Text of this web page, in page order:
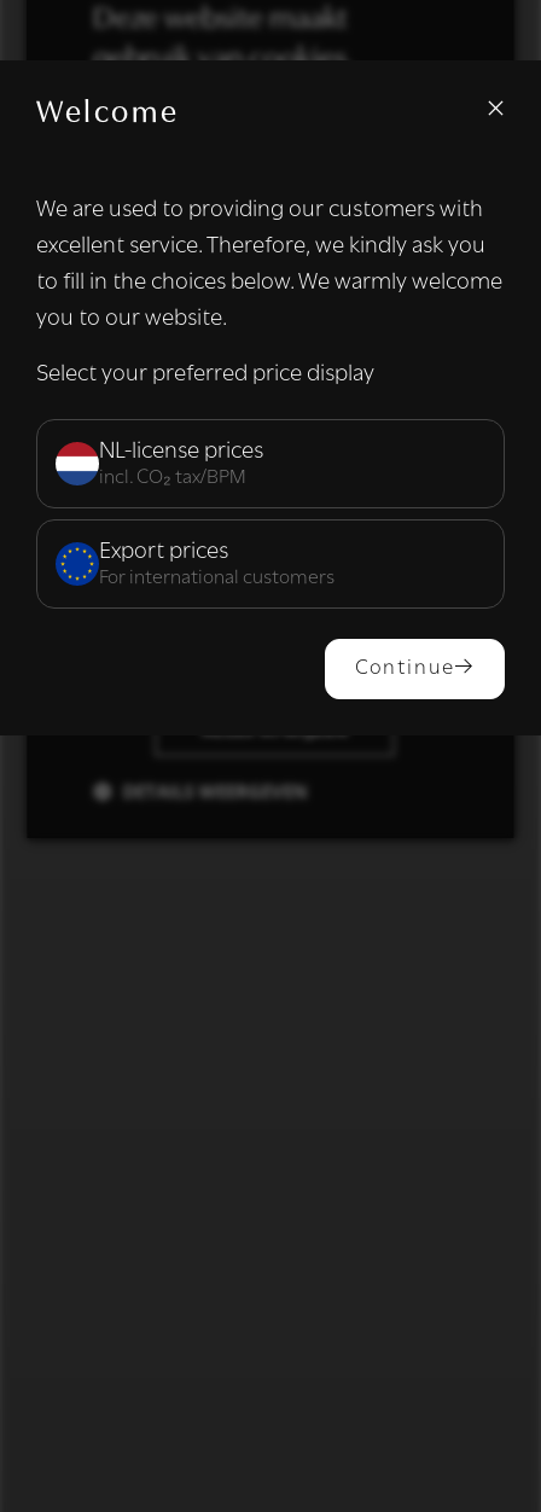
Welcome
We are used to providing our customers with
excellent service. Therefore, we kindly ask you
to fill in the choices below. We warmly welcome
you to our website.
Select your preferred price display
NL-license prices
incl. CO₂ tax/BPM
Export prices
For international customers
Continue
Deze website maakt
gebruik van cookies.
We gebruiken cookies om inhoud en
informatie over uw gebruik van onze site
met onze advertentie- en analysepartners,
die deze kunnen combineren met andere
informatie die u aan hen heeft verstrekt of
van hun diensten. Lees verder
Strikt
noodzakelijk
Prestatie Targeting
ALLES ACCEPTEREN
DETAILS WEERGEVEN